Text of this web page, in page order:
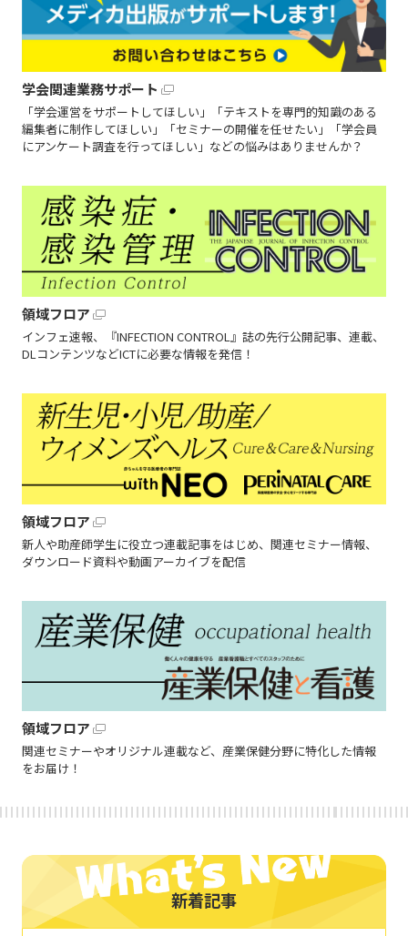
学会関連業務サポート
「学会運営をサポートしてほしい」「テキストを専門的知識のある
編集者に制作してほしい」「セミナーの開催を任せたい」「学会員
にアンケート調査を行ってほしい」などの悩みはありませんか？
領域フロア
インフェ速報、『INFECTION CONTROL』誌の先行公開記事、連載、
DLコンテンツなどICTに必要な情報を発信！
領域フロア
新人や助産師学生に役立つ連載記事をはじめ、関連セミナー情報、
ダウンロード資料や動画アーカイブを配信
領域フロア
関連セミナーやオリジナル連載など、産業保健分野に特化した情報
をお届け！
新着記事